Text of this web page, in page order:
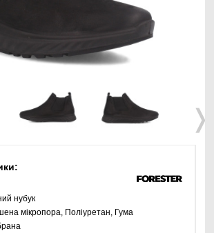
❭
нубук
мікропора, Поліуретан, Гума